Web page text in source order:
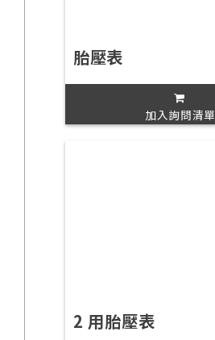
胎壓表
加入詢問清單
2 用胎壓表